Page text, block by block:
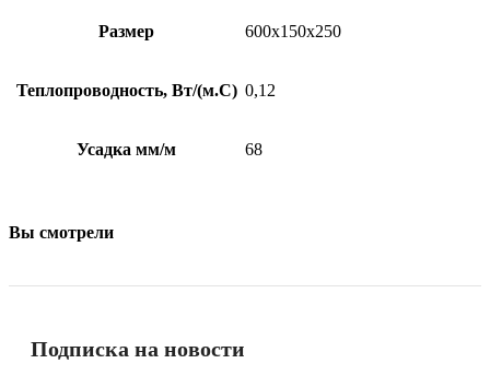
Размер 600х150х250
Теплопроводность, Вт/(м.С) 0,12
Усадка мм/м 68
Вы смотрели
Подписка на новости